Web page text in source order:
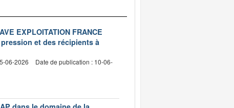
EXPLOITATION FRANCE
et des récipients à
06-2026
Date de publication : 10-06-